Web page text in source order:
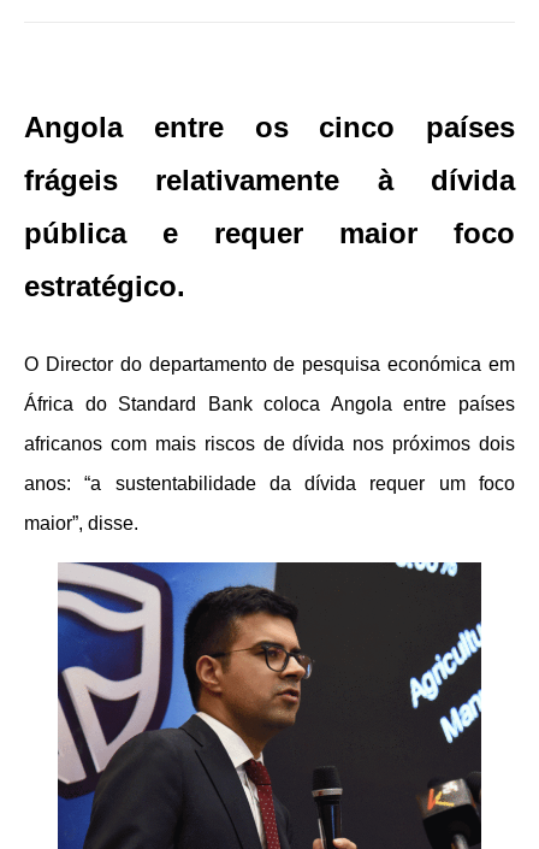
Angola entre os cinco países
frágeis relativamente à dívida
pública e requer maior foco
estratégico.
O Director do departamento de pesquisa económica em
África do Standard Bank coloca Angola entre países
africanos com mais riscos de dívida nos próximos dois
anos: “a sustentabilidade da dívida requer um foco
maior”, disse.